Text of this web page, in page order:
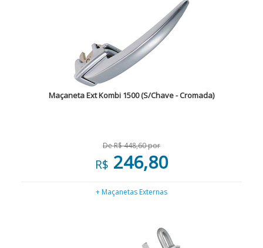
Maçaneta Ext Kombi 1500 (S/Chave - Cromada)
De R$ 448,60 por
R$ 246,80
+ Maçanetas Externas